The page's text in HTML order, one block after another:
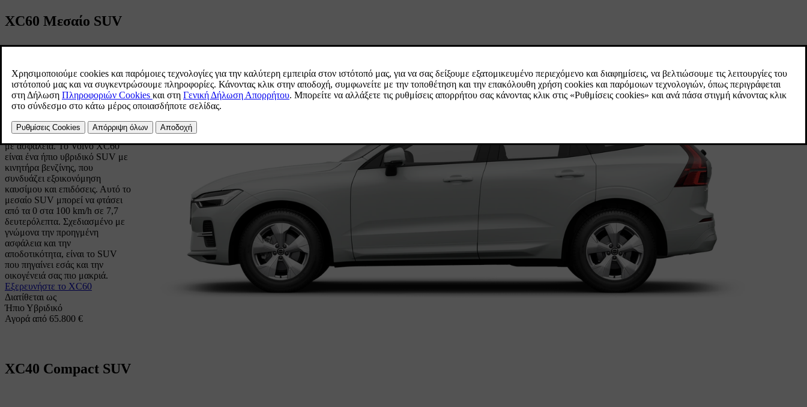
XC60 Μεσαίο SUV
Το Volvo XC60 είναι ένα
μεσαίο ήπιο υβριδικό SUV που
συνδυάζει την εξοικονόμηση
καυσίμου με τις επιδόσεις. Το
XC60 έχει υψηλές επιδόσεις, με
επιτάχυνση από 0 έως 100 km/h
σε 7,7 δευτερόλεπτα. Επιδόσεις
με ασφάλεια. Το Volvo XC60
είναι ένα ήπιο υβριδικό SUV με
κινητήρα βενζίνης, που
συνδυάζει εξοικονόμηση
καυσίμου και επιδόσεις. Αυτό το
μεσαίο SUV μπορεί να φτάσει
από τα 0 στα 100 km/h σε 7,7
δευτερόλεπτα. Σχεδιασμένο με
γνώμονα την προηγμένη
ασφάλεια και την
αποδοτικότητα, είναι το SUV
που πηγαίνει εσάς και την
οικογένειά σας πιο μακριά.
Εξερευνήστε το XC60
Διατίθεται ως
Ήπιο Υβριδικό
Αγορά από 65.800 €
XC40 Compact SUV